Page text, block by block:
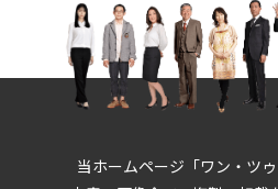
当ホームページ「ワン・ツ